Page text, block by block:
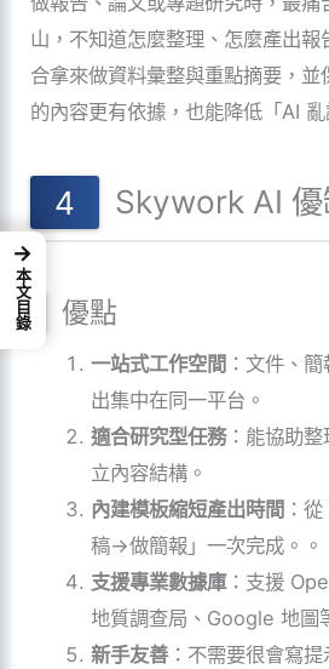
山，不知道怎麼整理、怎麼產出
合拿來做資料彙整與重點摘要，並
的內容更有依據，也能降低「AI 亂
Skywork AI 優
優點
一站式工作空間 ：文件、
出集中在同一平台。
適合研究型任務：能協助整
立內容結構。
內建模板縮短產出時間 ：
稿→做簡報」一次完成。。
支援專業數據庫：支援
地質調查局、Google 地圖
新手友善：不需要很會寫提
→
本文目錄